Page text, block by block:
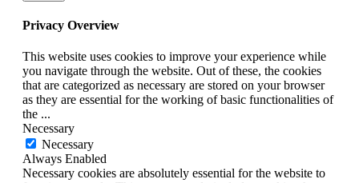
Privacy Overview
This website uses cookies to improve your experience while
you navigate through the website. Out of these, the cookies
that are categorized as necessary are stored on your browser
as they are essential for the working of basic functionalities of
the ...
Necessary
Necessary
Always Enabled
Necessary cookies are absolutely essential for the website to